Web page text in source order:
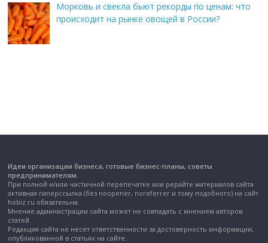
Морковь и свекла бьют рекорды по ценам: что
происходит на рынке овощей в России?
Идеи организации бизнеса, готовые бизнес-планы, советы
предпринимателям.
При полной и/или частичной перепечатке или рерайте материалов сайта
активная гиперссылка (без noopener, noreferrer и тому подобного) на сайт
hobiz.ru обязательна.
Мнение администрации сайта может не совпадать с мнением авторов
статей.
Редакция сайта не несет ответственности за достоверность информации,
опубликованной в статьях на сайте.